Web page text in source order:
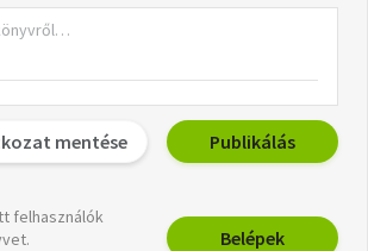
mentése Publikálás
felhasználók
Belépek